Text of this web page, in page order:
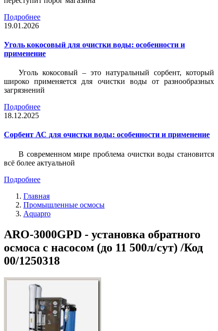
Подробнее
19.01.2026
Уголь кокосовый для очистки воды: особенности и
применение
Уголь кокосовый – это натуральный сорбент, который
широко применяется для очистки воды от разнообразных
загрязнений
Подробнее
18.12.2025
Сорбент АС для очистки воды: особенности и применение
В современном мире проблема очистки воды становится
всё более актуальной
Подробнее
Главная
Промышленные осмосы
Aquapro
ARO-3000GPD - установка обратного
осмоса с насосом (до 11 500л/сут) /Код
00/1250318